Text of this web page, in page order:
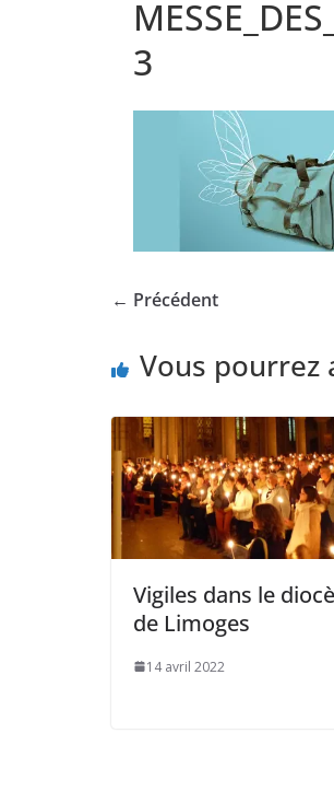
3
← Précédent
Vous pourrez
Vigiles dans le
de Limoges
14 avril 2022